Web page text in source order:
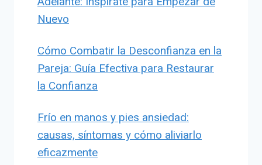
Nuevo
Cómo Combatir la Desconfianza en la
Pareja: Guía Efectiva para Restaurar
la Confianza
Frío en manos y pies ansiedad:
causas, síntomas y cómo aliviarlo
eficazmente